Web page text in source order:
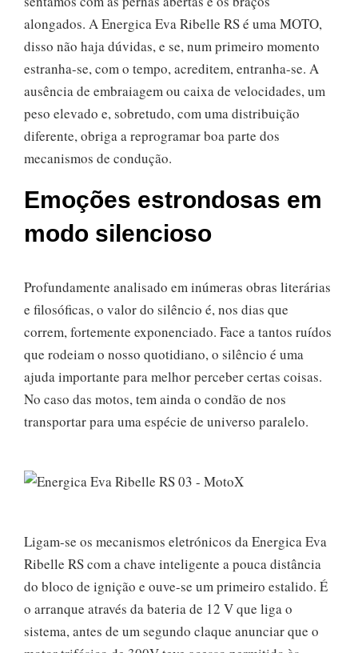
alongados. A Energica Eva Ribelle RS é uma MOTO,
disso não haja dúvidas, e se, num primeiro momento
estranha-se, com o tempo, acreditem, entranha-se. A
ausência de embraiagem ou caixa de velocidades, um
peso elevado e, sobretudo, com uma distribuição
diferente, obriga a reprogramar boa parte dos
mecanismos de condução.
Emoções estrondosas em
modo silencioso
Profundamente analisado em inúmeras obras literárias
e filosóficas, o valor do silêncio é, nos dias que
correm, fortemente exponenciado. Face a tantos ruídos
que rodeiam o nosso quotidiano, o silêncio é uma
ajuda importante para melhor perceber certas coisas.
No caso das motos, tem ainda o condão de nos
transportar para uma espécie de universo paralelo.
Ligam-se os mecanismos eletrónicos da Energica Eva
Ribelle RS com a chave inteligente a pouca distância
do bloco de ignição e ouve-se um primeiro estalido. É
o arranque através da bateria de 12 V que liga o
sistema, antes de um segundo claque anunciar que o